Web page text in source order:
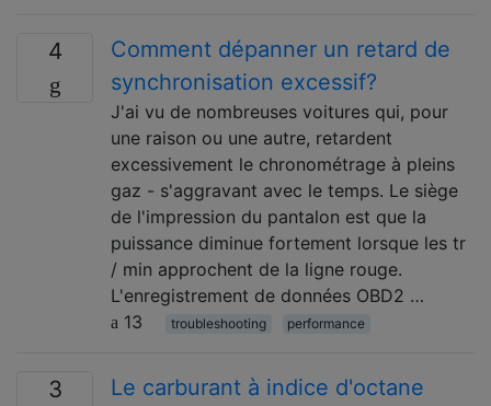
4
Comment dépanner un retard de
synchronisation excessif?
J'ai vu de nombreuses voitures qui, pour
une raison ou une autre, retardent
excessivement le chronométrage à pleins
gaz - s'aggravant avec le temps. Le siège
de l'impression du pantalon est que la
puissance diminue fortement lorsque les tr
/ min approchent de la ligne rouge.
L'enregistrement de données OBD2 …
13
troubleshooting performance
3
Le carburant à indice d'octane